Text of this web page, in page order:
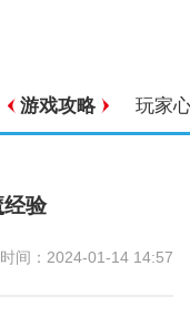
游戏攻略 玩家
验
时间：2024-01-14 14:57